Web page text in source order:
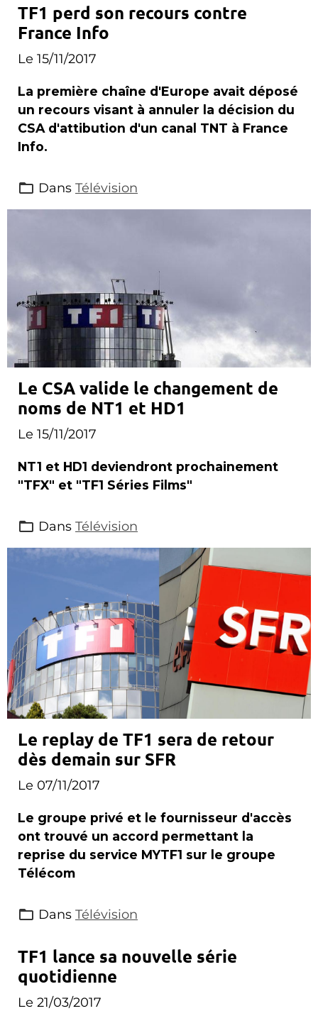
TF1 perd son recours contre
France Info
Le 15/11/2017
La première chaîne d'Europe avait déposé
un recours visant à annuler la décision du
CSA d'attibution d'un canal TNT à France
Info.
Dans Télévision
Le CSA valide le changement de
noms de NT1 et HD1
Le 15/11/2017
NT1 et HD1 deviendront prochainement
"TFX" et "TF1 Séries Films"
Dans Télévision
Le replay de TF1 sera de retour
dès demain sur SFR
Le 07/11/2017
Le groupe privé et le fournisseur d'accès
ont trouvé un accord permettant la
reprise du service MYTF1 sur le groupe
Télécom
Dans Télévision
TF1 lance sa nouvelle série
quotidienne
Le 21/03/2017